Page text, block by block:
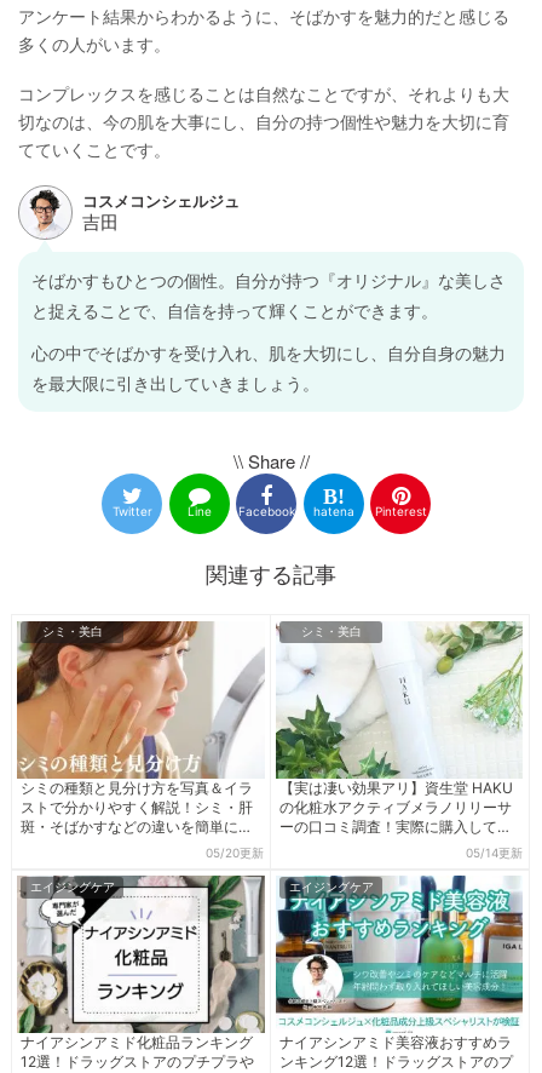
アンケート結果からわかるように、そばかすを魅力的だと感じる
多くの人がいます。
コンプレックスを感じることは自然なことですが、それよりも大
切なのは、今の肌を大事にし、自分の持つ個性や魅力を大切に育
てていくことです。
そばかすもひとつの個性。自分が持つ『オリジナル』な美しさ
と捉えることで、自信を持って輝くことができます。
心の中でそばかすを受け入れ、肌を大切にし、自分自身の魅力
を最大限に引き出していきましょう。
\\ Share //
Twitter Line Facebook hatena Pinterest
関連する記事
シミ・美白
05/20更新
シミの種類と見分け方を写真＆イラ
ストで分かりやすく解説！シミ・肝
斑・そばかすなどの違いを簡単に理
シミ・美白
05/14更新
【実は凄い効果アリ】資生堂 HAKU
の化粧水アクティブメラノリリーサ
ーの口コミ調査！実際に購入してレ
エイジングケア
ナイアシンアミド化粧品ランキング
12選！ドラッグストアのプチプラや
エイジングケア
ナイアシンアミド美容液おすすめラ
ンキング12選！ドラッグストアのプ